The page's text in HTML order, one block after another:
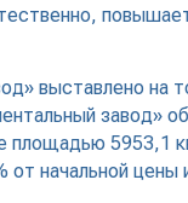
выставлено на
завод»
5953,1
начальной